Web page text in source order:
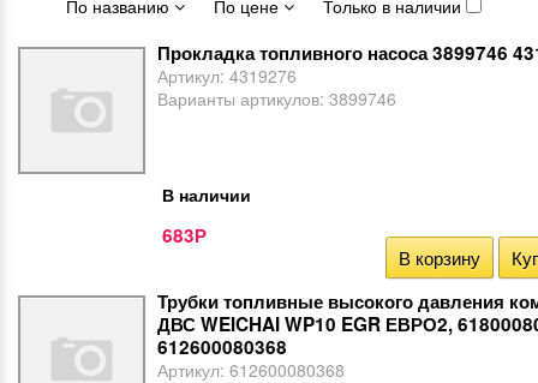
По названию
По цене Только в наличии
Прокладка топливного насоса 3899746
Артикул: 4319276
Варианты артикулов: 3899746
В наличии
683Р
В корзину
Трубки топливные высокого давления
ДВС WEICHAI WP10 EGR ЕВРО2,
612600080368
Артикул: 612600080368